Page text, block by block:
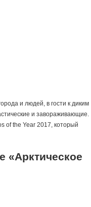
и людей, в гости к диким
и завораживающие.
of the Year 2017, который
«Арктическое